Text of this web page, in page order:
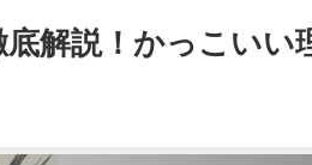
解説！かっこいい